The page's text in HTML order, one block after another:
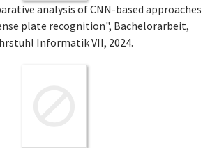
analysis of CNN-based approaches
plate recognition", Bachelorarbeit,
Informatik VII, 2024.